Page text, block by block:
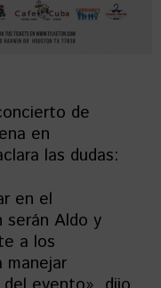
de
en
las dudas:
en el
serán Aldo y
a los